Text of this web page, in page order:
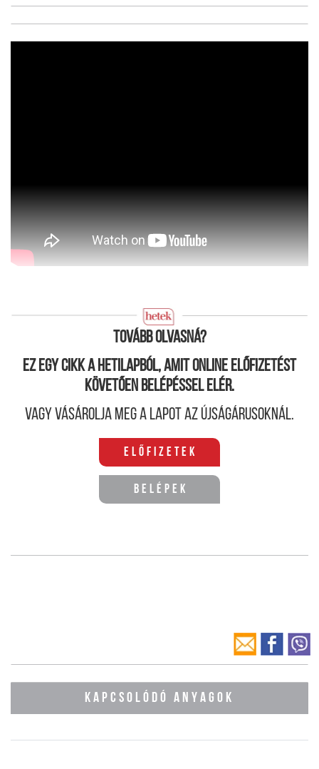
Tovább olvasná?
Ez egy cikk a hetilapból, amit online előfizetést
követően belépéssel elér.
Vagy vásárolja meg a lapot az újságárusoknál.
Előfizetek
Belépek
KAPCSOLÓDÓ ANYAGOK